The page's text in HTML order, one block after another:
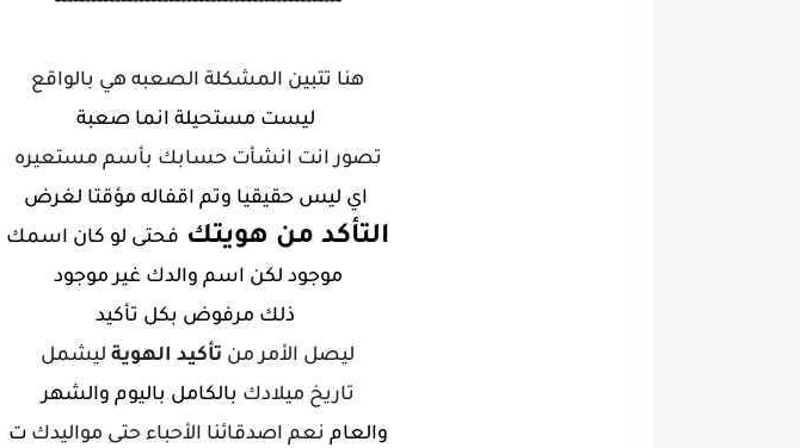
هنا تتبين المشكلة الصعبه هي بالواقع
ليست مستحيلة انما صعبة
تصور انت انشأت حسابك بأسم مستعيره
اي ليس حقيقيا وتم اقفاله مؤقتا لغرض
التأكد من هويتك فحتى لو كان اسمك
موجود لكن اسم والدكغير موجود
ذلك مرفوض بكل تأكيد
ليصل الأمر من تأكيد الهوية ليشمل
تاريخ ميلادك بالكامل باليوم والشهر
والعام نعم اصدقائنا الأحباء حتى مواليدكت